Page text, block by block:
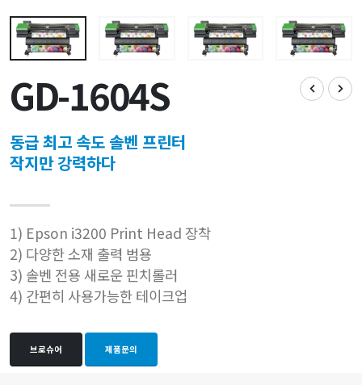
GD-1604S
동급 최고 속도 솔벤 프린터
작지만 강력하다
1) Epson i3200 Print Head 장착
2) 다양한 소재 출력 범용
3) 솔벤 전용 새로운 핀치롤러
4) 간편히 사용가능한 테이크업
브로슈어 제품문의